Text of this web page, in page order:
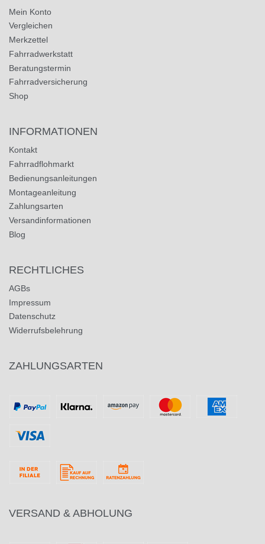
Mein Konto
Vergleichen
Merkzettel
Fahrradwerkstatt
Beratungstermin
Fahrradversicherung
Shop
INFORMATIONEN
Kontakt
Fahrradflohmarkt
Bedienungsanleitungen
Montageanleitung
Zahlungsarten
Versandinformationen
Blog
RECHTLICHES
AGBs
Impressum
Datenschutz
Widerrufsbelehrung
ZAHLUNGSARTEN
VERSAND & ABHOLUNG